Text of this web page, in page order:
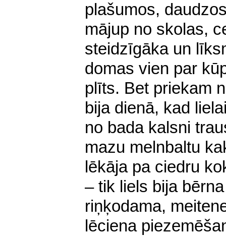
plašumos,
mājup no skolas,
steidzīgāka un
domas vien par
plīts. Bet priekam
bija dienā, kad
no bada kalsni
mazu melnbaltu
lēkāja pa ciedru
– tik liels bija
riņķodama,
lēciena